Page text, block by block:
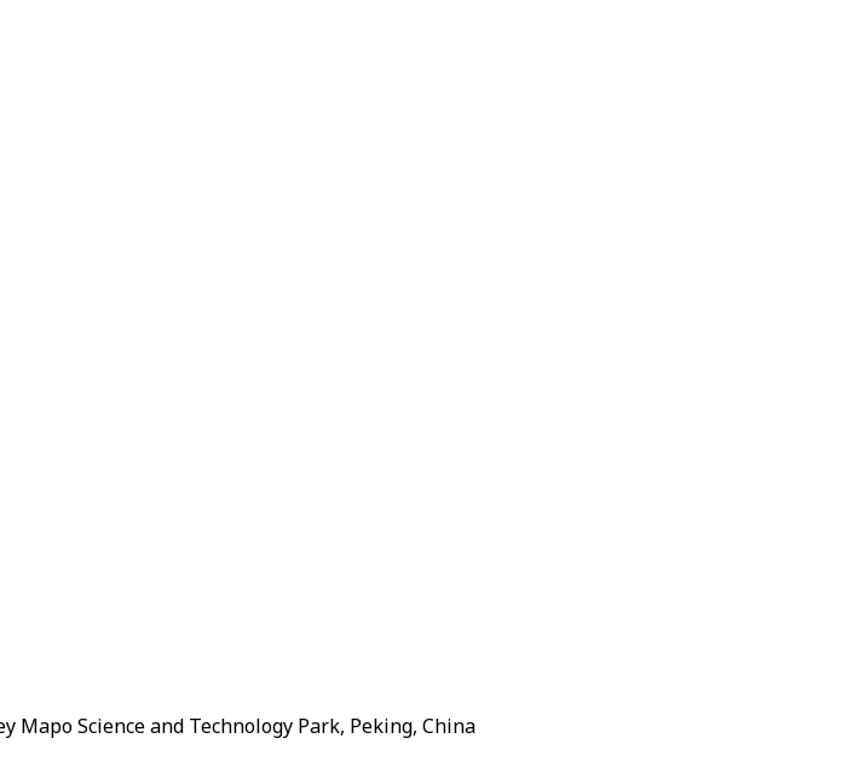
Mapo Science and Technology Park, Peking, China